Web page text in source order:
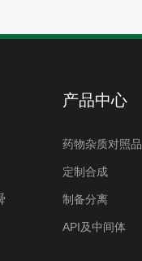
产品中心
药物杂质对照品
定制合成
制备分离
API及中间体